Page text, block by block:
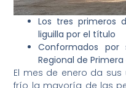
Los tres primeros
liguilla por el título
Conformados
Regional de
El mes de enero da